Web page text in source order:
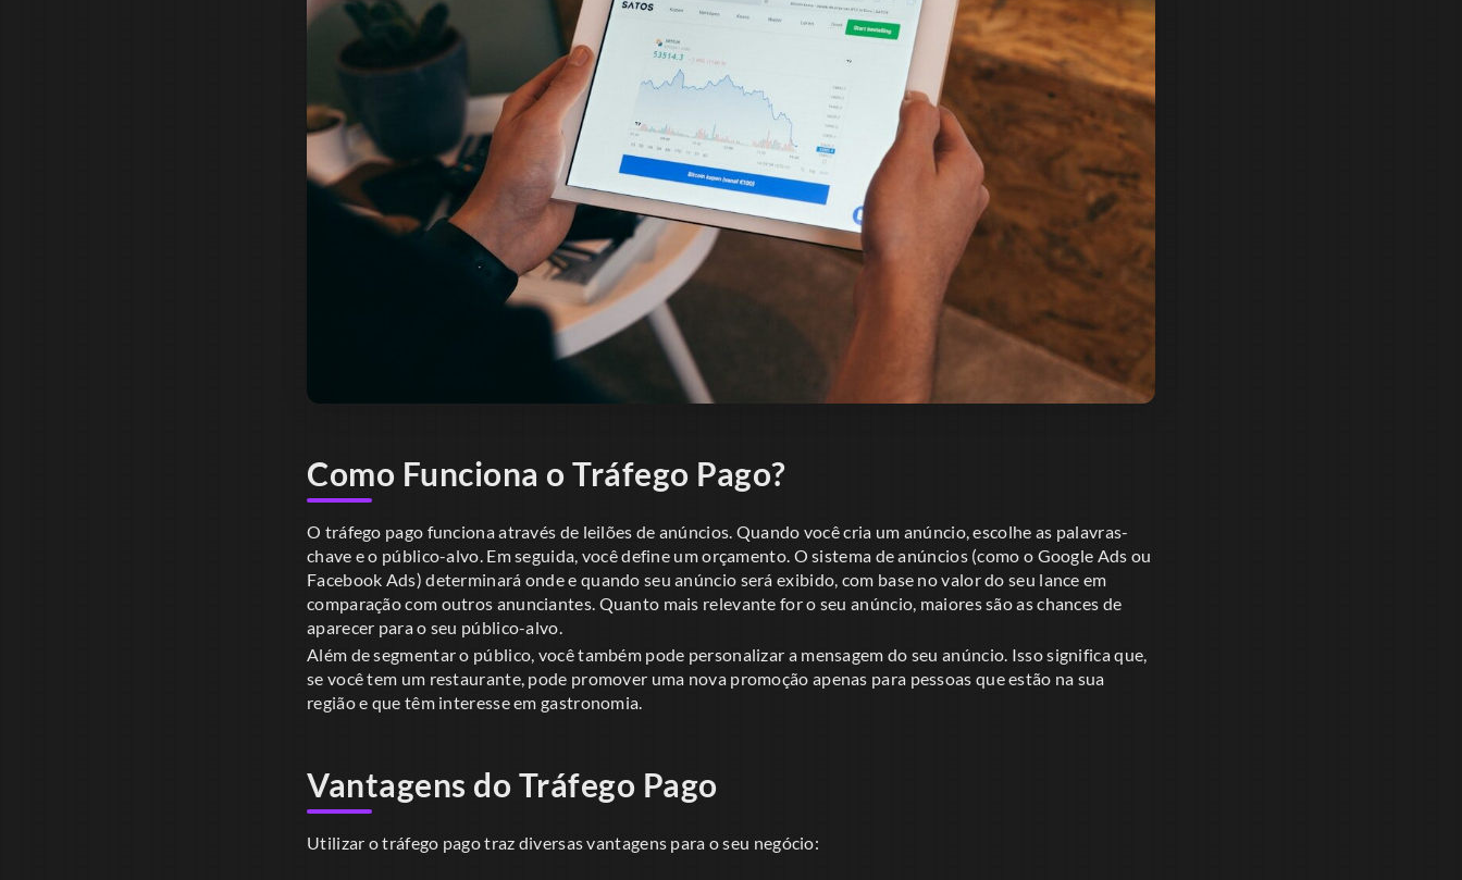
Como Funciona o Tráfego Pago?
O tráfego pago funciona através de leilões de anúncios. Quando você cria um anúncio, escolhe as palavras-
chave e o público-alvo. Em seguida, você define um orçamento. O sistema de anúncios (como o Google Ads ou
Facebook Ads) determinará onde e quando seu anúncio será exibido, com base no valor do seu lance em
comparação com outros anunciantes. Quanto mais relevante for o seu anúncio, maiores são as chances de
aparecer para o seu público-alvo.
Além de segmentar o público, você também pode personalizar a mensagem do seu anúncio. Isso significa que,
se você tem um restaurante, pode promover uma nova promoção apenas para pessoas que estão na sua
região e que têm interesse em gastronomia.
Vantagens do Tráfego Pago
Utilizar o tráfego pago traz diversas vantagens para o seu negócio: